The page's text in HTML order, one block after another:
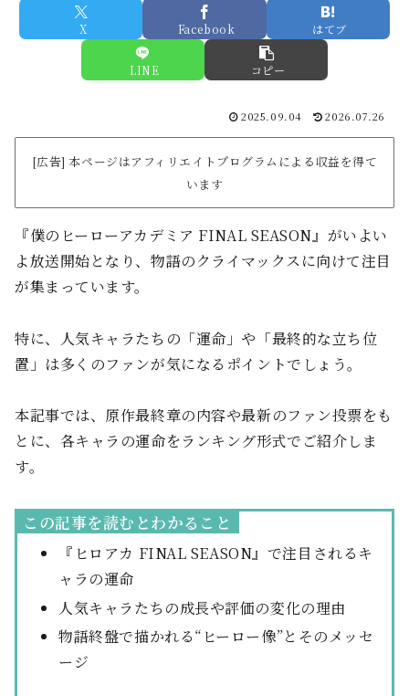
X Facebook はてブ
LINE コピー
2025.09.04 2026.07.26
[広告] 本ページはアフィリエイトプログラムによる収益を得て
います
『僕のヒーローアカデミア FINAL SEASON』がいよい
よ放送開始となり、物語のクライマックスに向けて注目
が集まっています。
特に、人気キャラたちの「運命」や「最終的な立ち位
置」は多くのファンが気になるポイントでしょう。
本記事では、原作最終章の内容や最新のファン投票をも
とに、各キャラの運命をランキング形式でご紹介しま
す。
この記事を読むとわかること
『ヒロアカ FINAL SEASON』で注目されるキ
ャラの運命
人気キャラたちの成長や評価の変化の理由
物語終盤で描かれる“ヒーロー像”とそのメッセ
ージ